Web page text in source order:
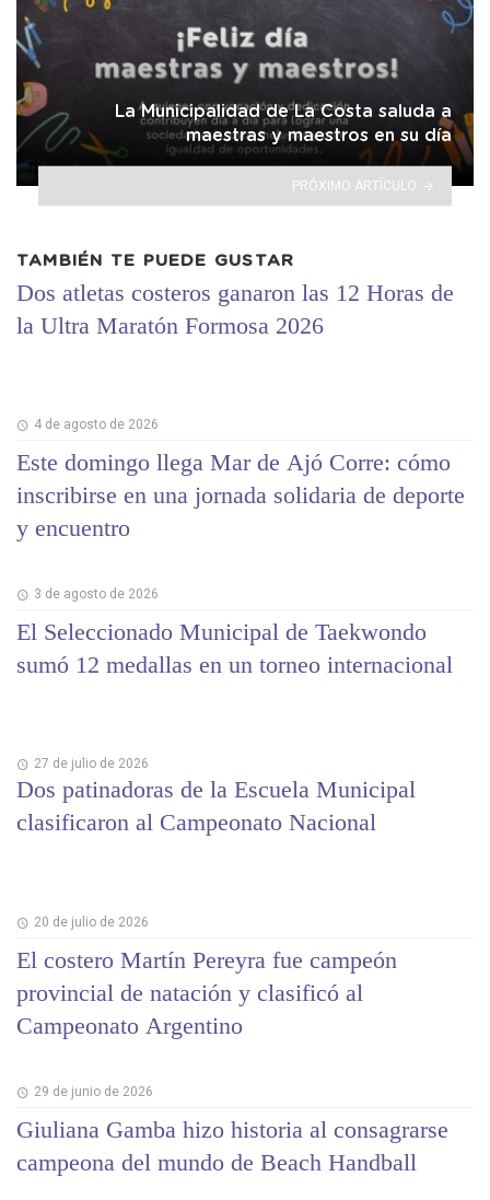
La Municipalidad de La Costa saluda a
maestras y maestros en su día
PRÓXIMO ARTÍCULO
TAMBIÉN TE PUEDE GUSTAR
Dos atletas costeros ganaron las 12 Horas de
la Ultra Maratón Formosa 2026
4 de agosto de 2026
Este domingo llega Mar de Ajó Corre: cómo
inscribirse en una jornada solidaria de deporte
y encuentro
3 de agosto de 2026
El Seleccionado Municipal de Taekwondo
sumó 12 medallas en un torneo internacional
27 de julio de 2026
Dos patinadoras de la Escuela Municipal
clasificaron al Campeonato Nacional
20 de julio de 2026
El costero Martín Pereyra fue campeón
provincial de natación y clasificó al
Campeonato Argentino
29 de junio de 2026
Giuliana Gamba hizo historia al consagrarse
campeona del mundo de Beach Handball